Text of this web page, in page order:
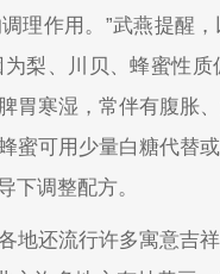
理作用。”武燕提醒
梨、川贝、蜂蜜性
胃寒湿，常伴有腹胀
蜜可用少量白糖代替
下调整配方。
地还流行许多寓意吉